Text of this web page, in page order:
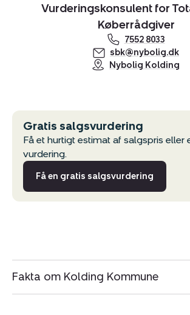
Vurderingskonsulent for
Køberrådgiver
7552 8033
sbk@nybolig.dk
Nybolig Kolding
Gratis salgsvurdering
Få et hurtigt estimat af salgspris eller
vurdering.
Få en gratis salgsvurdering
Fakta om Kolding Kommune